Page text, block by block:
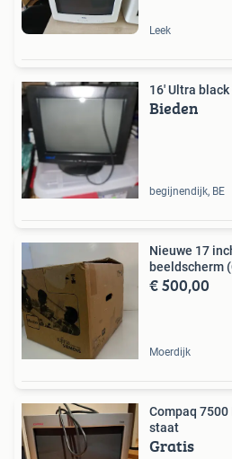
Leek
16' Ultra
Bieden
begijnendijk, BE
Nieuwe 17
beeldscherm
€ 500,00
Moerdijk
Compaq
staat
Gratis